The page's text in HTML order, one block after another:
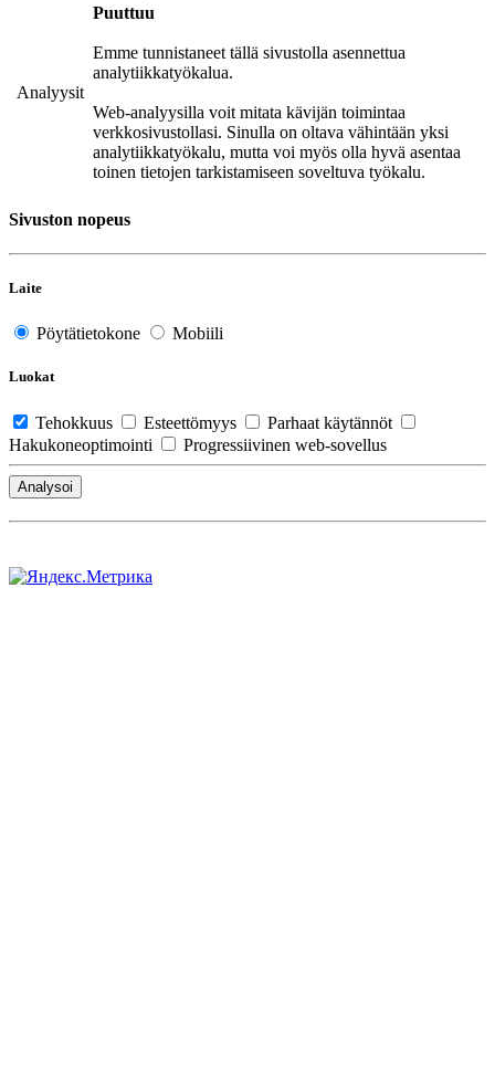
Analyysit
Puuttuu
Emme tunnistaneet tällä sivustolla asennettua
analytiikkatyökalua.
Web-analyysilla voit mitata kävijän toimintaa
verkkosivustollasi. Sinulla on oltava vähintään yksi
analytiikkatyökalu, mutta voi myös olla hyvä asentaa
toinen tietojen tarkistamiseen soveltuva työkalu.
Sivuston nopeus
Laite
Pöytätietokone Mobiili
Luokat
Tehokkuus Esteettömyys
Parhaat käytännöt
Hakukoneoptimointi
Progressiivinen web-sovellus
Analysoi